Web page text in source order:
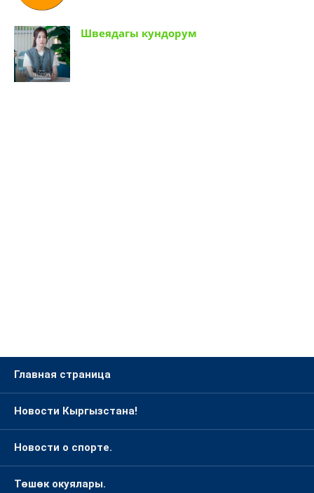
Швеядагы кундорум
Главная страница
Новости Кыргызстана!
Новости о спорте.
Төшөк окуялары.